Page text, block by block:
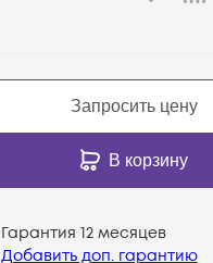
Запросить цену
В корзину
Гарантия 12 месяцев
Добавить доп. гарантию